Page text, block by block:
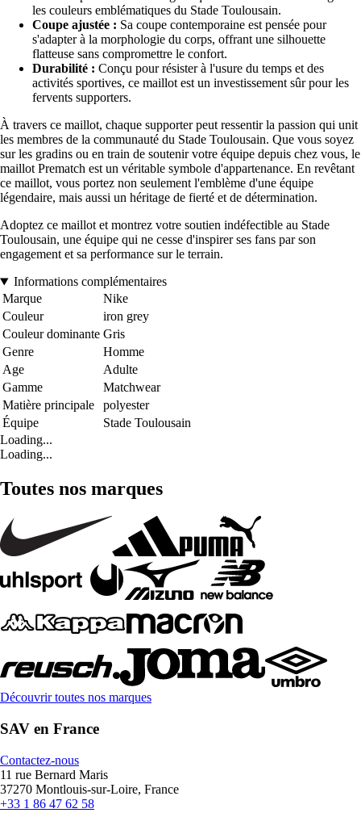
les couleurs emblématiques du Stade Toulousain.
Coupe ajustée : Sa coupe contemporaine est pensée pour
s'adapter à la morphologie du corps, offrant une silhouette
flatteuse sans compromettre le confort.
Durabilité : Conçu pour résister à l'usure du temps et des
activités sportives, ce maillot est un investissement sûr pour les
fervents supporters.
À travers ce maillot, chaque supporter peut ressentir la passion qui unit
les membres de la communauté du Stade Toulousain. Que vous soyez
sur les gradins ou en train de soutenir votre équipe depuis chez vous, le
maillot Prematch est un véritable symbole d'appartenance. En revêtant
ce maillot, vous portez non seulement l'emblème d'une équipe
légendaire, mais aussi un héritage de fierté et de détermination.
Adoptez ce maillot et montrez votre soutien indéfectible au Stade
Toulousain, une équipe qui ne cesse d'inspirer ses fans par son
engagement et sa performance sur le terrain.
Informations complémentaires
Marque
Nike
Couleur
iron grey
Couleur dominante Gris
Genre
Homme
Age
Adulte
Gamme
Matchwear
Matière principale
polyester
Équipe
Stade Toulousain
Loading...
Loading...
Toutes nos marques
Découvrir toutes nos marques
SAV en France
Contactez-nous
11 rue Bernard Maris
37270 Montlouis-sur-Loire, France
+33 1 86 47 62 58